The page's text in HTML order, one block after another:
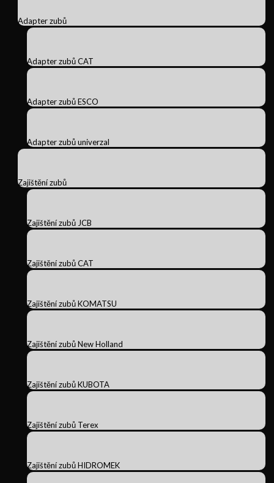
Adapter zubů
Adapter zubů CAT
Adapter zubů ESCO
Adapter zubů univerzal
Zajištění zubů
Zajištění zubů JCB
Zajištění zubů CAT
Zajištění zubů KOMATSU
Zajištění zubů New Holland
Zajištění zubů KUBOTA
Zajištění zubů Terex
Zajištění zubů HIDROMEK